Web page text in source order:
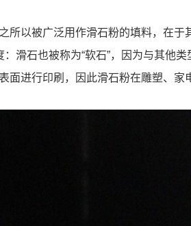
所以被广泛用作滑石粉的填料，在于
：滑石也被称为“软石”，因为与其他
面进行印刷，因此滑石粉在雕塑、家